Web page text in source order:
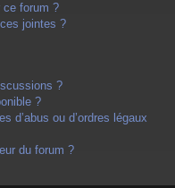
ce forum ?
jointes ?
?
?
d’abus ou d’ordres légaux
du forum ?